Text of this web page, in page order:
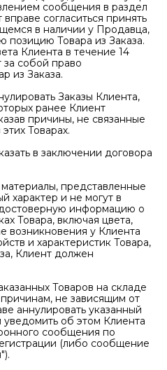
сообщения в раздел
согласиться принять
в наличии у Продавца,
позицию Товара из Заказа.
Клиента в течение 14
собой право
из Заказа.
Заказы Клиента,
ранее Клиент
причины, не связанные
Товарах.
в заключении договора
представленные
характер и не могут в
информацию о
Товара, включая цвета,
возникновения у Клиента
и характеристик Товара,
Клиент должен
Товаров на складе
не зависящим от
аннулировать указанный
уведомить об этом Клиента
сообщения по
(либо сообщение